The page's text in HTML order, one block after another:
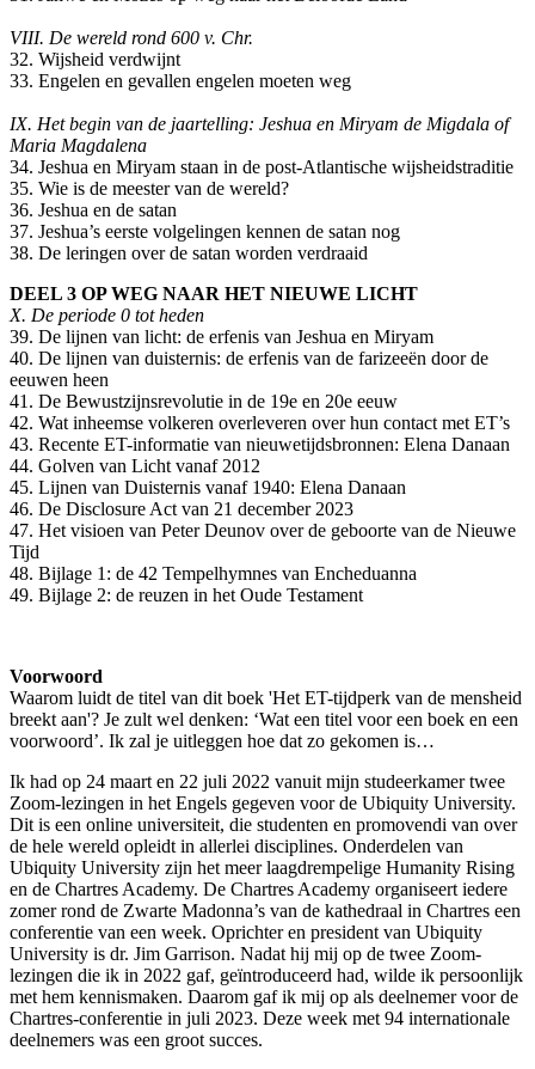
VIII. De wereld rond 600 v. Chr.
32. Wijsheid verdwijnt
33. Engelen en gevallen engelen moeten weg
IX. Het begin van de jaartelling: Jeshua en Miryam de Migdala of
Maria Magdalena
34. Jeshua en Miryam staan in de post-Atlantische wijsheidstraditie
35. Wie is de meester van de wereld?
36. Jeshua en de satan
37. Jeshua’s eerste volgelingen kennen de satan nog
38. De leringen over de satan worden verdraaid
DEEL 3 OP WEG NAAR HET NIEUWE LICHT
X. De periode 0 tot heden
39. De lijnen van licht: de erfenis van Jeshua en Miryam
40. De lijnen van duisternis: de erfenis van de farizeeën door de
eeuwen heen
41. De Bewustzijnsrevolutie in de 19e en 20e eeuw
42. Wat inheemse volkeren overleveren over hun contact met ET’s
43. Recente ET-informatie van nieuwetijdsbronnen: Elena Danaan
44. Golven van Licht vanaf 2012
45. Lijnen van Duisternis vanaf 1940: Elena Danaan
46. De Disclosure Act van 21 december 2023
47. Het visioen van Peter Deunov over de geboorte van de Nieuwe
Tijd
48. Bijlage 1: de 42 Tempelhymnes van Encheduanna
49. Bijlage 2: de reuzen in het Oude Testament
Voorwoord
Waarom luidt de titel van dit boek 'Het ET-tijdperk van de mensheid
breekt aan'? Je zult wel denken: ‘Wat een titel voor een boek en een
voorwoord’. Ik zal je uitleggen hoe dat zo gekomen is…
Ik had op 24 maart en 22 juli 2022 vanuit mijn studeerkamer twee
Zoom-lezingen in het Engels gegeven voor de Ubiquity University.
Dit is een online universiteit, die studenten en promovendi van over
de hele wereld opleidt in allerlei disciplines. Onderdelen van
Ubiquity University zijn het meer laagdrempelige Humanity Rising
en de Chartres Academy. De Chartres Academy organiseert iedere
zomer rond de Zwarte Madonna’s van de kathedraal in Chartres een
conferentie van een week. Oprichter en president van Ubiquity
University is dr. Jim Garrison. Nadat hij mij op de twee Zoom-
lezingen die ik in 2022 gaf, geïntroduceerd had, wilde ik persoonlijk
met hem kennismaken. Daarom gaf ik mij op als deelnemer voor de
Chartres-conferentie in juli 2023. Deze week met 94 internationale
deelnemers was een groot succes.